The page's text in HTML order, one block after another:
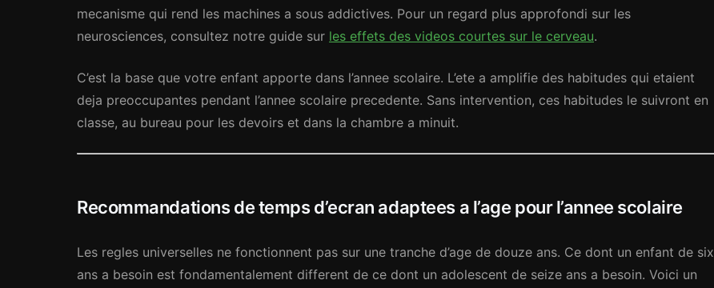
mecanisme qui rend les machines a sous addictives. Pour un regard plus approfondi sur les
neurosciences, consultez notre guide sur les effets des videos courtes sur le cerveau.
C’est la base que votre enfant apporte dans l’annee scolaire. L’ete a amplifie des habitudes qui etaient
deja preoccupantes pendant l’annee scolaire precedente. Sans intervention, ces habitudes le suivront en
classe, au bureau pour les devoirs et dans la chambre a minuit.
Recommandations de temps d’ecran adaptees a l’age pour l’annee scolaire
Les regles universelles ne fonctionnent pas sur une tranche d’age de douze ans. Ce dont un enfant de six
ans a besoin est fondamentalement different de ce dont un adolescent de seize ans a besoin. Voici un